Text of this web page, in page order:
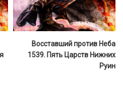
Восставший против Неба
1539. Пять Царств Нижних
Руин